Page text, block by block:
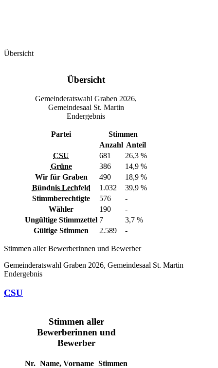
Übersicht
Übersicht
Gemeinderatswahl Graben 2026,
Gemeindesaal St. Martin
Endergebnis
Partei
Stimmen
Anzahl Anteil
CSU
681
26,3 %
Grüne
386
14,9 %
Wir für Graben
490
18,9 %
Bündnis Lechfeld
1.032
39,9 %
Stimmberechtigte
576
-
Wähler
190
-
Ungültige Stimmzettel 7
3,7 %
Gültige Stimmen
2.589 -
Stimmen aller Bewerberinnen und Bewerber
Gemeinderatswahl Graben 2026, Gemeindesaal St. Martin
Endergebnis
CSU
Stimmen aller
Bewerberinnen und
Bewerber
Nr. Name, Vorname Stimmen